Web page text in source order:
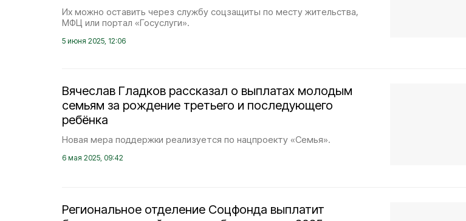
Их можно оставить через службу соцзащиты по месту жительства,
МФЦ или портал «Госуслуги».
5 июня 2025, 12:06
Вячеслав Гладков рассказал о выплатах молодым
семьям за рождение третьего и последующего
ребёнка
Новая мера поддержки реализуется по нацпроекту «Семья».
6 мая 2025, 09:42
Региональное отделение Соцфонда выплатит